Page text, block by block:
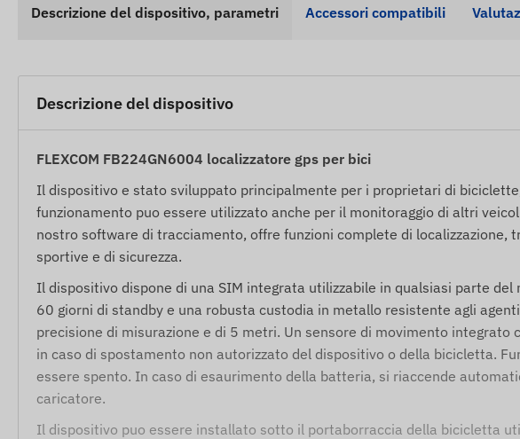
Descrizione del dispositivo, parametri Accessori compatibili
Descrizione del dispositivo
FLEXCOM FB224GN6004 localizzatore gps per bici
Il dispositivo e stato sviluppato principalmente per i proprietari di
funzionamento puo essere utilizzato anche per il monitoraggio di altri
nostro software di tracciamento, offre funzioni complete di localizzazione,
sportive e di sicurezza.
Il dispositivo dispone di una SIM integrata utilizzabile in qualsiasi parte
60 giorni di standby e una robusta custodia in metallo resistente agli
precisione di misurazione e di 5 metri. Un sensore di movimento integrato
in caso di spostamento non autorizzato del dispositivo o della bicicletta.
essere spento. In caso di esaurimento della batteria, si riaccende
caricatore.
Il dispositivo puo essere installato sotto il portaborraccia della bicicletta